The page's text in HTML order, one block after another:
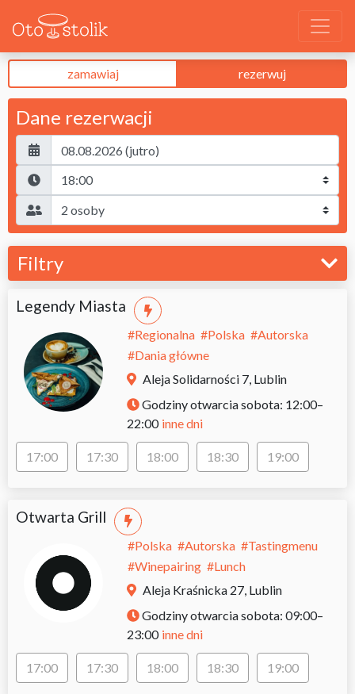
Dane rezerwacji
zamawiaj rezerwuj
Filtry
Legendy Miasta
#Regionalna #Polska #Autorska
#Dania główne
Aleja Solidarności 7, Lublin
Godziny otwarciasobota: 12:00–
22:00 inne dni
17:00 17:30 18:00 18:30 19:00
Otwarta Grill
#Polska #Autorska #Tastingmenu
#Winepairing #Lunch
Aleja Kraśnicka 27, Lublin
Godziny otwarciasobota: 09:00–
23:00 inne dni
17:00 17:30 18:00 18:30 19:00